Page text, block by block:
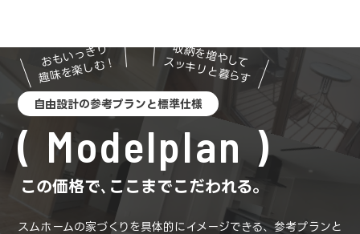
自由設計の参考プランと標準仕様
Modelplan
おもいっきり
趣味を楽しむ！
収納を増やして
スッキリと暮らす
この価格で､ここまでこだわれる。
スムホームの家づくりを具体的にイメージできる、参考プランと